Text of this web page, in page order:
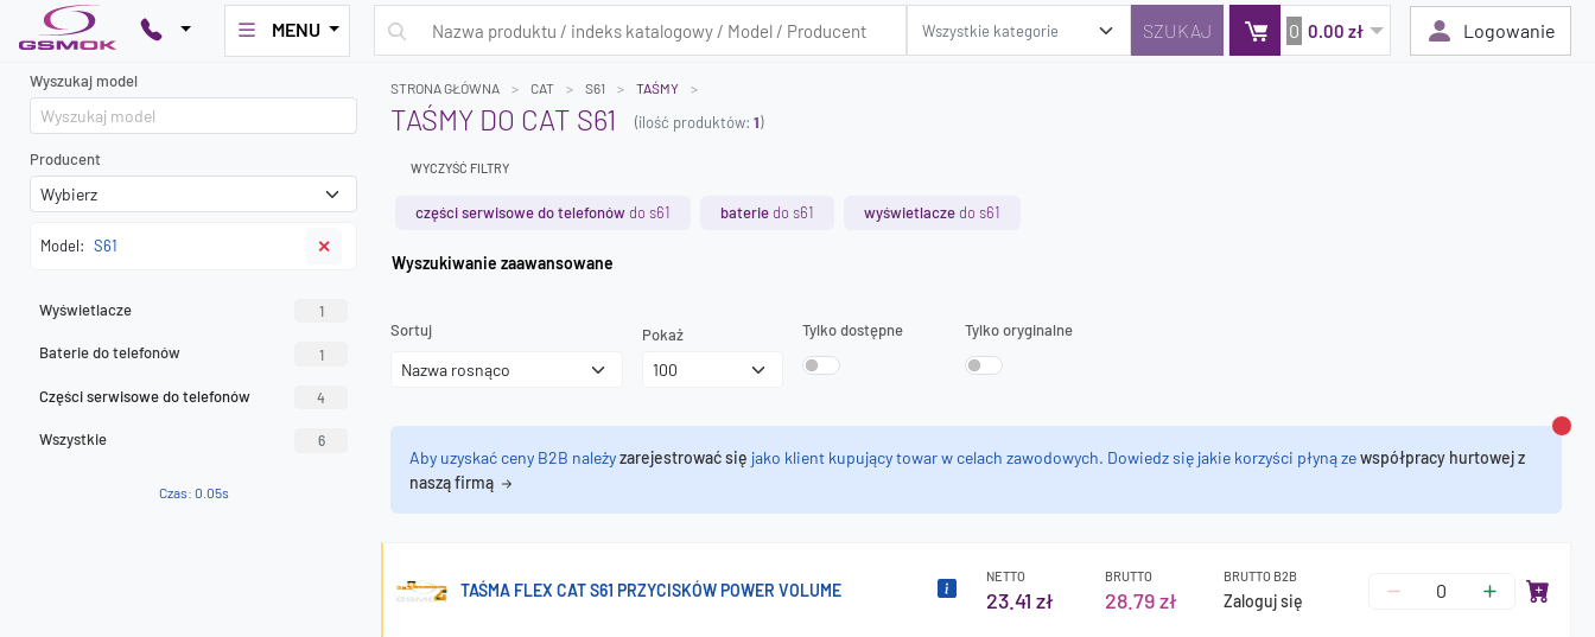
MENU 0 0.00 zł Logowanie
Wyszukaj model
Producent
Model: S61 ✕
Wyświetlacze 1
Baterie do telefonów 1
Części serwisowe do telefonów 4
Wszystkie 6
Czas: 0.05s
STRONA GŁÓWNA CAT S61 TAŚMY
TAŚMY DO CAT S61 (ilość produktów: 1)
WYCZYŚĆ FILTRY
części serwisowe do telefonów do s61 baterie do s61 wyświetlacze do s61
Wyszukiwanie zaawansowane
Sortuj Pokaż Tylko dostępne Tylko oryginalne
Aby uzyskać ceny B2B należyzarejestrować się jako klient kupujący towar w celach zawodowych. Dowiedz się jakie korzyści płyną zewspółpracy hurtowej z
naszą firmą
TAŚMA FLEX CAT S61 PRZYCISKÓW POWER VOLUME
NETTO
23.41 zł
BRUTTO
28.79 zł
BRUTTO B2B
Zaloguj się